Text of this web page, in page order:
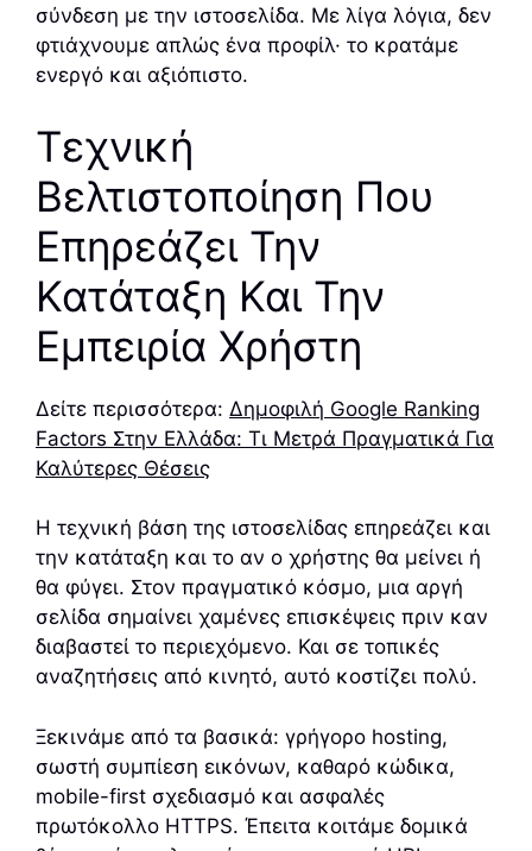
σύνδεση με την ιστοσελίδα. Με λίγα λόγια, δεν
φτιάχνουμε απλώς ένα προφίλ· το κρατάμε
ενεργό και αξιόπιστο.
Τεχνική
Βελτιστοποίηση Που
Επηρεάζει Την
Κατάταξη Και Την
Εμπειρία Χρήστη
Δείτε περισσότερα: Δημοφιλή Google Ranking
Factors Στην Ελλάδα: Τι Μετρά Πραγματικά Για
Καλύτερες Θέσεις
Η τεχνική βάση της ιστοσελίδας επηρεάζει και
την κατάταξη και το αν ο χρήστης θα μείνει ή
θα φύγει. Στον πραγματικό κόσμο, μια αργή
σελίδα σημαίνει χαμένες επισκέψεις πριν καν
διαβαστεί το περιεχόμενο. Και σε τοπικές
αναζητήσεις από κινητό, αυτό κοστίζει πολύ.
Ξεκινάμε από τα βασικά: γρήγορο hosting,
σωστή συμπίεση εικόνων, καθαρό κώδικα,
mobile-first σχεδιασμό και ασφαλές
πρωτόκολλο HTTPS. Έπειτα κοιτάμε δομικά